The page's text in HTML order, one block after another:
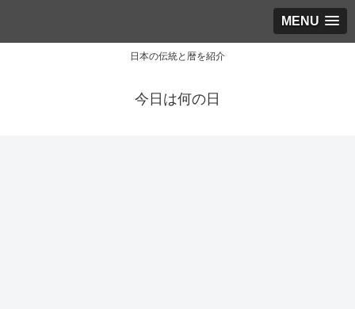
MENU
日本の伝統と暦を紹介
今日は何の日